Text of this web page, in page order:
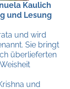
Kaulich
und Lesung
und wird
Sie bringt
überlieferten
und